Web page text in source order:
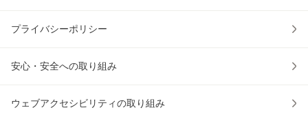
プライバシーポリシー
安心・安全への取り組み
ウェブアクセシビリティの取り組み